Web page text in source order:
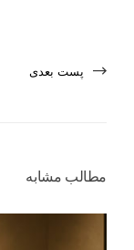
پست بعدی
مطالب مشابه